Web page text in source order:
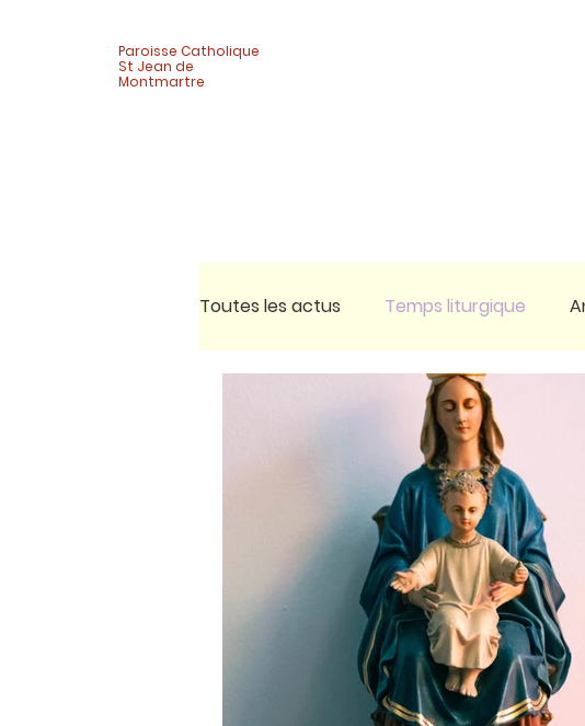
Paroisse Catholique
St Jean de
Montmartre
Toutes les actus Temps liturgique
Vie de quartier
Activité adultes Pèlerinage en Terre